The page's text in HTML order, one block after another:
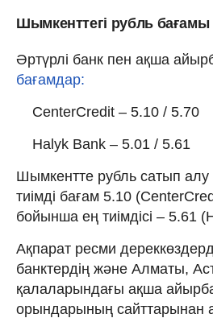
Шымкенттегі рубль бағамы
Әртүрлі банк пен ақша
бағамдар:
CenterCredit – 5.10 / 5.70
Halyk Bank – 5.01 / 5.61
Шымкентте рубль сатып алу
тиімді бағам 5.10
бойынша ең тиімдісі – 5.61
Ақпарат ресми
банктердің және Алматы,
қалаларындағы ақша
орындарының сайттарынан